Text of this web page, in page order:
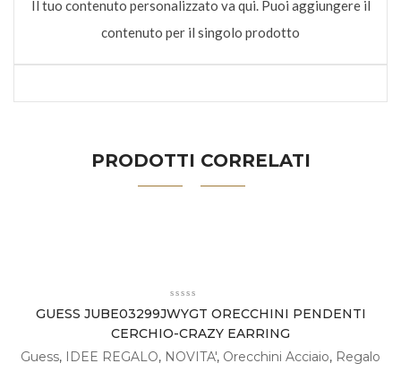
Il tuo contenuto personalizzato va qui. Puoi aggiungere il
contenuto per il singolo prodotto
PRODOTTI CORRELATI
GUESS JUBE03299JWYGT ORECCHINI PENDENTI
CERCHIO-CRAZY EARRING
Guess, IDEE REGALO, NOVITA', Orecchini Acciaio, Regalo